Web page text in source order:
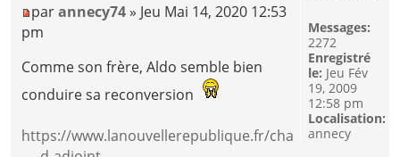
parannecy74 » Jeu Mai 14, 2020 12:53
pm
Comme son frère, Aldo semble bien
conduire sa reconversion
https://www.lanouvellerepublique.fr/cha
Messages:
2272
Enregistré
le: Jeu Fév
19, 2009
12:58 pm
Localisation:
annecy